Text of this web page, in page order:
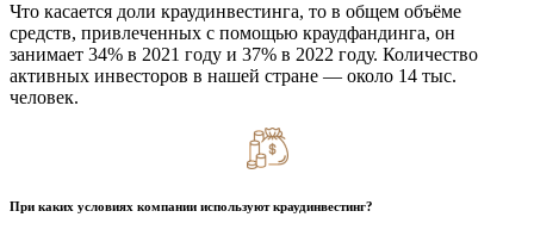
Что касается доли краудинвестинга, то в общем объёме
средств, привлеченных с помощью краудфандинга, он
занимает 34% в 2021 году и 37% в 2022 году. Количество
активных инвесторов в нашей стране — около 14 тыс.
человек.
При каких условиях компании используют краудинвестинг?